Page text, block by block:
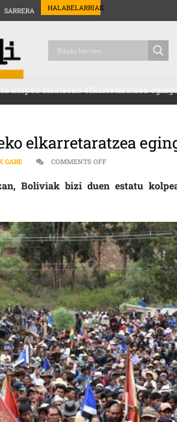
SARRERA HALABELARRIAK
kolpea salatzeko elkarretaratzea
elkarretaratzea
GABE COMMENTS OFFON BOLIVIAKO
Boliviak bizi duen estatu